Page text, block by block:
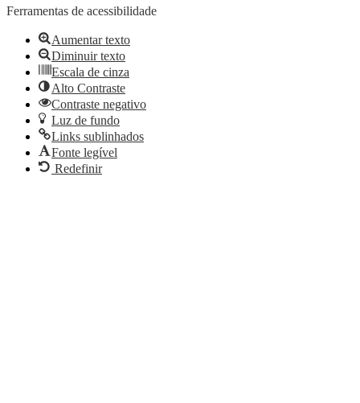
Ferramentas de acessibilidade
Aumentar texto
Diminuir texto
Escala de cinza
Alto Contraste
Contraste negativo
Luz de fundo
Links sublinhados
Fonte legível
Redefinir